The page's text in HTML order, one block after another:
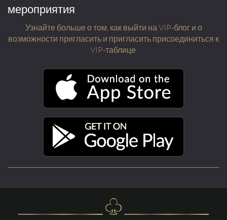
мероприятия
Узнайте больше о том, как выйти на VIP-блог и о
возможности пригласить и пригласить присоединиться к
VIP-таблице.